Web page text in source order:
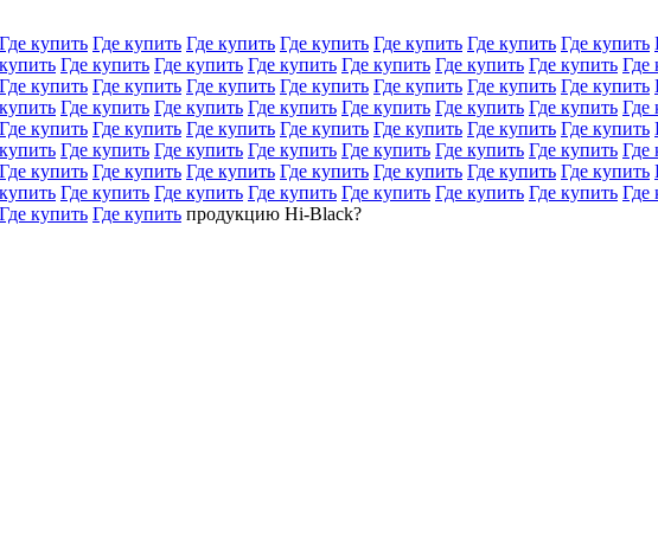
Где купить Где купить Где купить Где купить Где купить Где купить Где купить
Где купить Где купить Где купить Где купить Где купить Где купить Где
Где купить Где купить Где купить Где купить Где купить Где купить Где купить
Где купить Где купить Где купить Где купить Где купить Где купить Где
Где купить Где купить Где купить Где купить Где купить Где купить Где купить
Где купить Где купить Где купить Где купить Где купить Где купить Где
Где купить Где купить Где купить Где купить Где купить Где купить Где купить
Где купить Где купить Где купить Где купить Где купить Где купить Где
Где купить Где купить продукцию Hi-Black?